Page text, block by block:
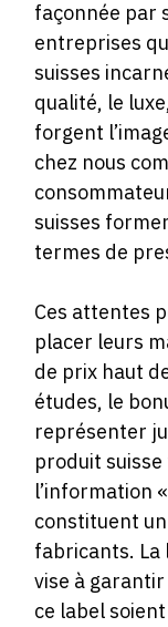
façonnée par
entreprises
suisses
qualité, le
forgent
chez nous
suisses
termes de
Ces attentes
placer leurs
de prix haut
études, le
représenter
produit
l’information
constituent
fabricants. La
vise à
ce label